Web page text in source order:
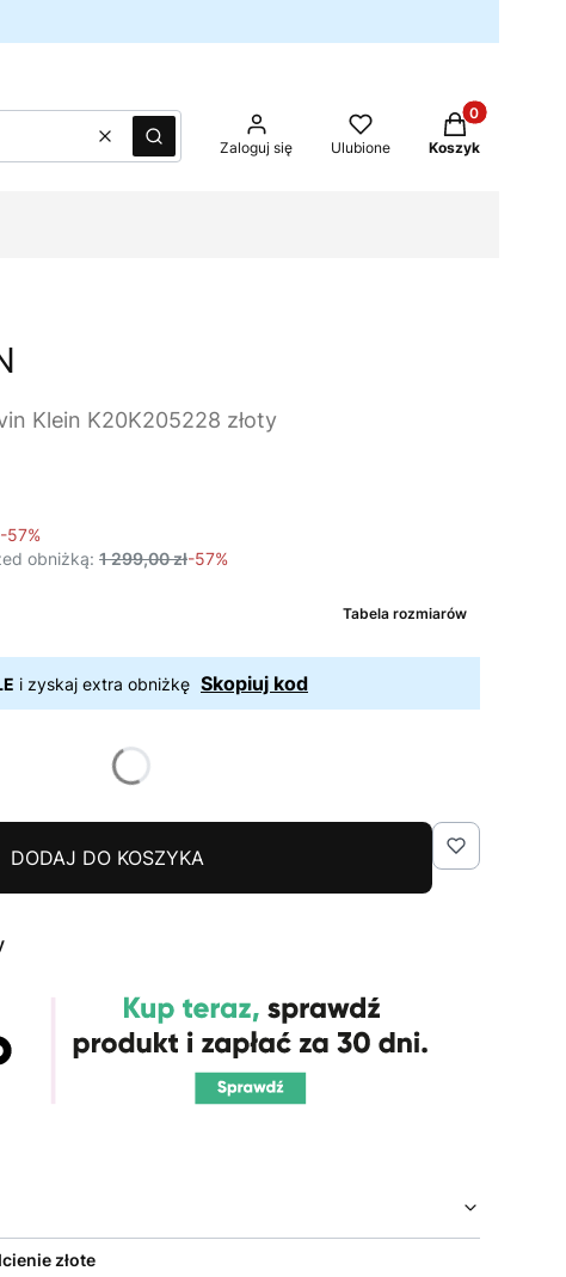
WyczyśćSzukaj Zaloguj się Ulubione
Produkty w
Koszyk
Klein K20K205228 złoty
-57%
obniżką: 1 299,00 zł-57%
Tabela rozmiarów
i zyskaj extra obniżkę Skopiuj kod
DODAJ DO KOSZYKA
złote